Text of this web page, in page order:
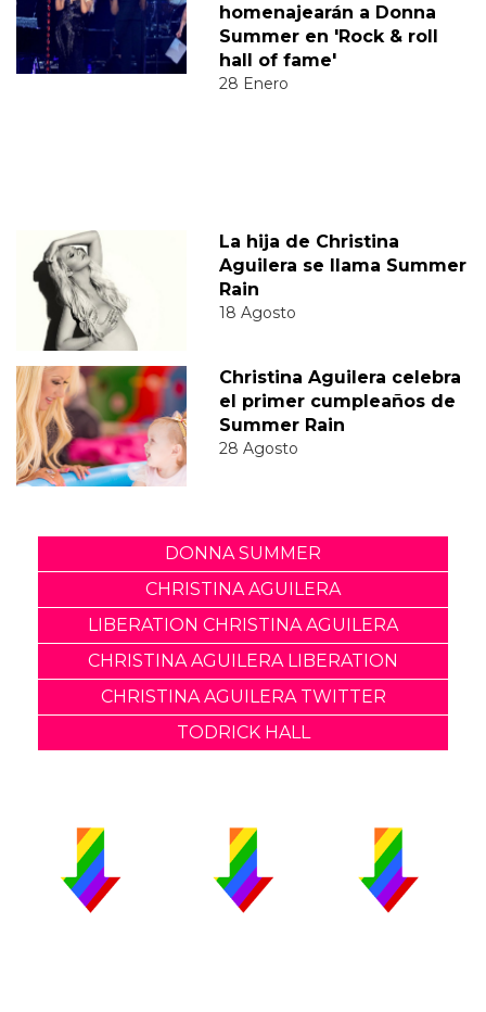
homenajearán a Donna
Summer en 'Rock & roll
hall of fame'
28 Enero
La hija de Christina
Aguilera se llama Summer
Rain
18 Agosto
Christina Aguilera celebra
el primer cumpleaños de
Summer Rain
28 Agosto
DONNA SUMMER
CHRISTINA AGUILERA
LIBERATION CHRISTINA AGUILERA
CHRISTINA AGUILERA LIBERATION
CHRISTINA AGUILERA TWITTER
TODRICK HALL